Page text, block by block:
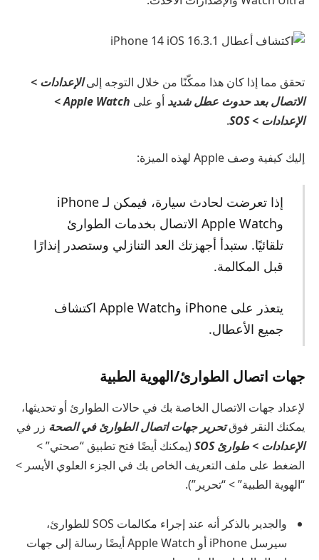
تحقق مما إذا كان هذا ممكّنًا من خلال التوجه إلىالإعدادات >
الاتصال بعد حدوث عطل شديد أو على
Apple Watch >
الإعدادات > SOS
.
إليك كيفية وصف Apple لهذه الميزة:
إذا تعرضت لحادث سيارة، فيمكن لـ iPhone
وApple Watch الاتصال بخدمات الطوارئ
تلقائيًا. ستبدأ أجهزتك العد التنازلي وستصدر إنذارًا
قبل المكالمة.
يتعذر على iPhone وApple Watch اكتشاف
جميع الأعطال.
جهات اتصال الطوارئ/الهوية الطبية
لإعداد جهات الاتصال الخاصة بك في حالات الطوارئ أو تحديثها،
يمكنك النقر فوقتحرير جهات اتصال الطوارئ في الصحة زر في
الإعدادات > طوارئ SOS
(يمكنك أيضًا فتح تطبيق “صحتي” >
الضغط على ملف التعريف الخاص بك في الجزء العلوي الأيسر >
“الهوية الطبية” > “تحرير”).
والجدير بالذكر أنه عند إجراء مكالمات SOS للطوارئ،
سيرسل iPhone أو Apple Watch أيضًا رسالة إلى جهات